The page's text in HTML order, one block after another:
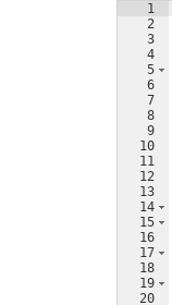
1
2
3
4
5
6
7
8
9
10
11
12
13
14
15
16
17
18
19
20